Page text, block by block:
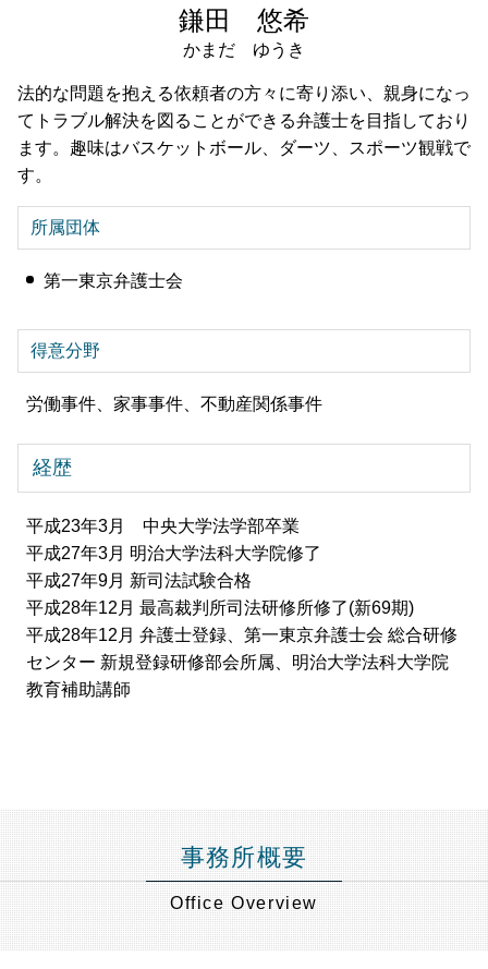
法的な問題を抱える依頼者の方々に寄り添い、親身になっ
てトラブル解決を図ることができる弁護士を目指しており
ます。趣味はバスケットボール、ダーツ、スポーツ観戦で
す。
所属団体
第一東京弁護士会
得意分野
労働事件、家事事件、不動産関係事件
経歴
平成23年3月 中央大学法学部卒業
平成27年3月 明治大学法科大学院修了
平成27年9月 新司法試験合格
平成28年12月 最高裁判所司法研修所修了(新69期)
平成28年12月 弁護士登録、第一東京弁護士会 総合研修
センター 新規登録研修部会所属、明治大学法科大学院
教育補助講師
鎌田 悠希
かまだ ゆうき
事務所概要
Office Overview